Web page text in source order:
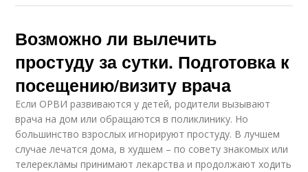
Возможно ли вылечить
простуду за сутки. Подготовка к
посещению/визиту врача
Если ОРВИ развиваются у детей, родители вызывают
врача на дом или обращаются в поликлинику. Но
большинство взрослых игнорируют простуду. В лучшем
случае лечатся дома, в худшем – по совету знакомых или
телерекламы принимают лекарства и продолжают ходить